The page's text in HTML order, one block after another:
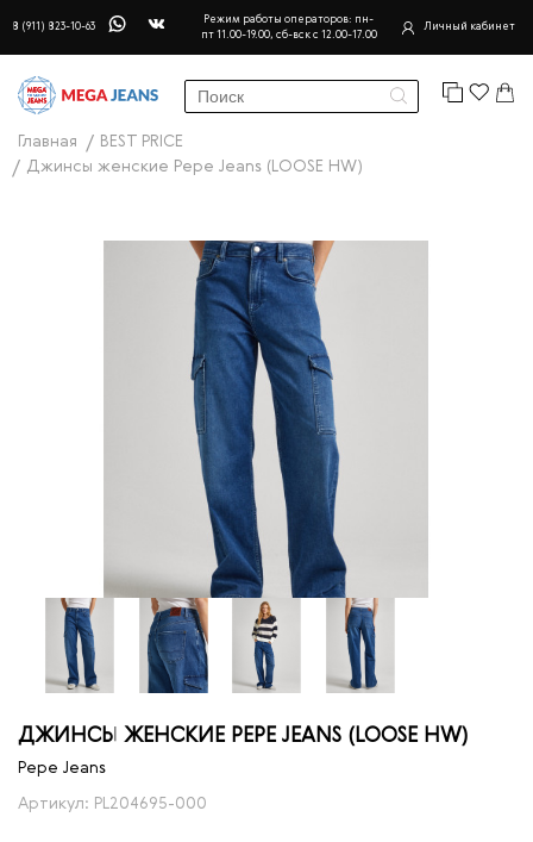
8 (911) 823-10-63
Режим работы операторов: пн-
пт 11.00-19.00, сб-вск с 12.00-17.00
Личный кабинет
Главная
BEST PRICE
Джинсы женские Pepe Jeans (LOOSE HW)
ДЖИНСЫ ЖЕНСКИЕ PEPE JEANS (LOOSE HW)
Pepe Jeans
Артикул: PL204695-000